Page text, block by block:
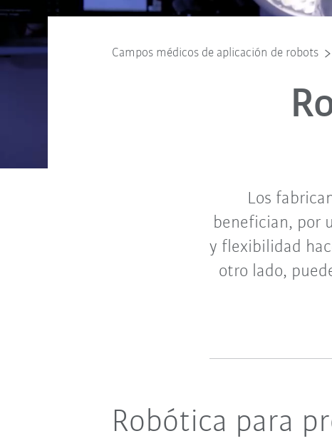
Campos médicos de aplicación de robots
Los
benefician, por
y flexibilidad
otro lado,
Robótica para